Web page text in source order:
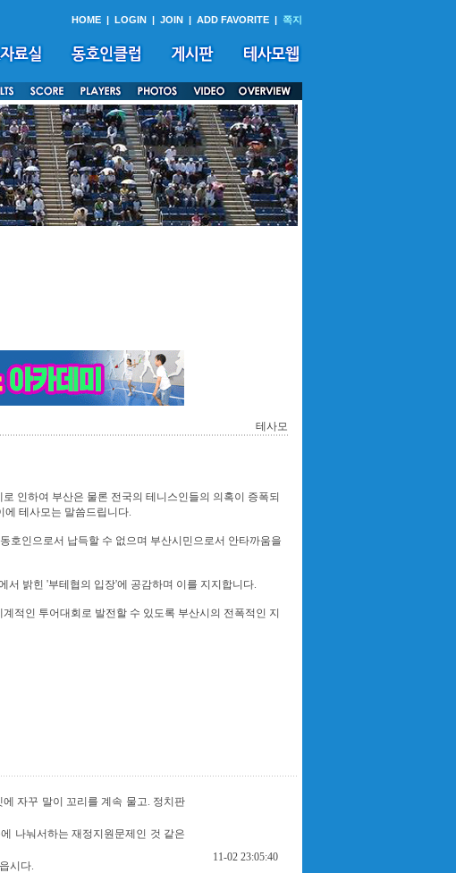
HOME | LOGIN | JOIN | ADD FAVORITE | 쪽지
테사모
인하여 부산은 물론 전국의 테니스인들의 의혹이 증폭되
에 테사모는 말씀드립니다.
호인으로서 납득할 수 없으며 부산시민으로서 안타까움을
밝힌 '부테협의 입장'에 공감하며 이를 지지합니다.
적인 투어대회로 발전할 수 있도록 부산시의 전폭적인 지
자꾸 말이 꼬리를 계속 물고. 정치판
나눠서하는 재정지원문제인 것 같은
시다.
11-02 23:05:40